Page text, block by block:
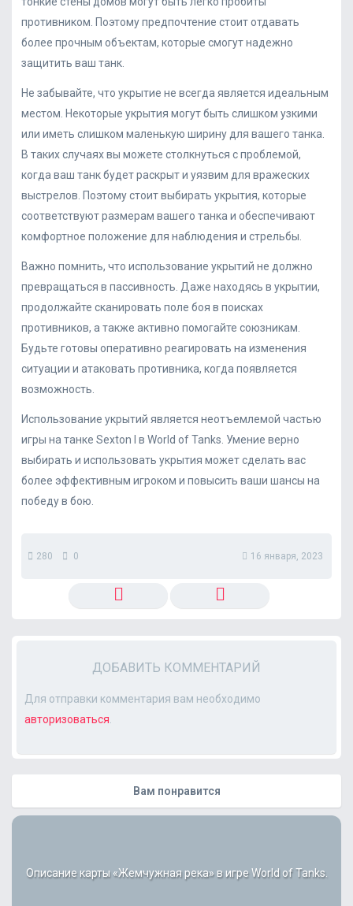
противником. Поэтому предпочтение стоит отдавать
более прочным объектам, которые смогут надежно
защитить ваш танк.
Не забывайте, что укрытие не всегда является идеальным
местом. Некоторые укрытия могут быть слишком узкими
или иметь слишком маленькую ширину для вашего танка.
В таких случаях вы можете столкнуться с проблемой,
когда ваш танк будет раскрыт и уязвим для вражеских
выстрелов. Поэтому стоит выбирать укрытия, которые
соответствуют размерам вашего танка и обеспечивают
комфортное положение для наблюдения и стрельбы.
Важно помнить, что использование укрытий не должно
превращаться в пассивность. Даже находясь в укрытии,
продолжайте сканировать поле боя в поисках
противников, а также активно помогайте союзникам.
Будьте готовы оперативно реагировать на изменения
ситуации и атаковать противника, когда появляется
возможность.
Использование укрытий является неотъемлемой частью
игры на танке Sexton I в World of Tanks. Умение верно
выбирать и использовать укрытия может сделать вас
более эффективным игроком и повысить ваши шансы на
победу в бою.
280 0 16 января, 2023
ДОБАВИТЬ КОММЕНТАРИЙ
Для отправки комментария вам необходимо
авторизоваться
Вам понравится
Описание карты «Жемчужная река» в игре World of Tanks.